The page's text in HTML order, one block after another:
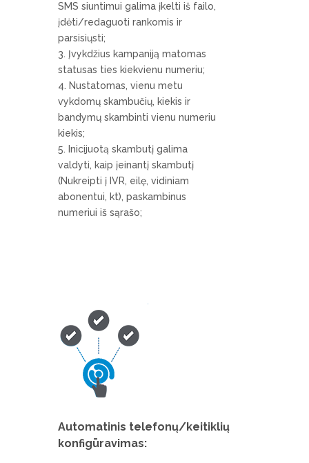
SMS siuntimui galima įkelti iš failo,
įdėti/redaguoti rankomis ir
parsisiųsti;
Įvykdžius kampaniją matomas
statusas ties kiekvienu numeriu;
Nustatomas, vienu metu
vykdomų skambučių, kiekis ir
bandymų skambinti vienu numeriu
kiekis;
Inicijuotą skambutį galima
valdyti, kaip įeinantį skambutį
(Nukreipti į IVR, eilę, vidiniam
abonentui, kt), paskambinus
numeriui iš sąrašo;
Automatinis telefonų/keitiklių
konfigūravimas: